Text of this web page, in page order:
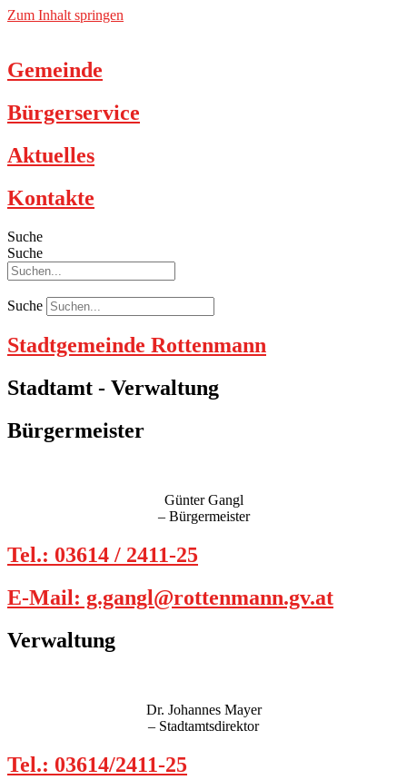
Zum Inhalt springen
Gemeinde
Bürgerservice
Aktuelles
Kontakte
Suche
Suche
Suche
Stadtgemeinde Rottenmann
Stadtamt - Verwaltung
Bürgermeister
Günter Gangl
– Bürgermeister
Tel.: 03614 / 2411-25
E-Mail: g.gangl@rottenmann.gv.at
Verwaltung
Dr. Johannes Mayer
– Stadtamtsdirektor
Tel.: 03614/2411-25